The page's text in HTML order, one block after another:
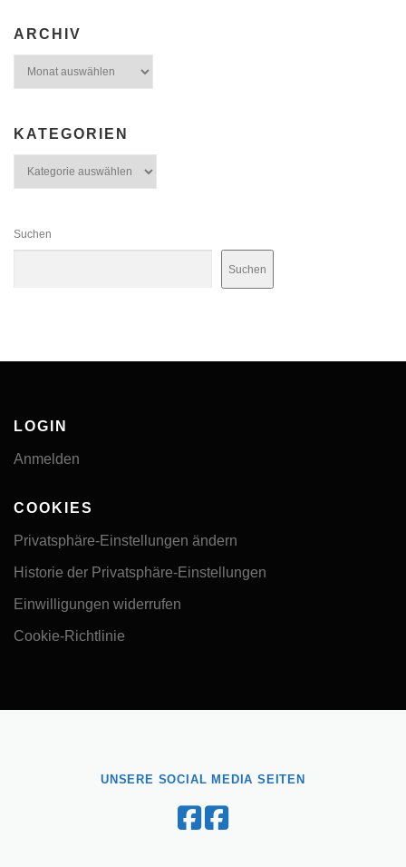
ARCHIV
KATEGORIEN
Suchen
Suchen
LOGIN
Anmelden
COOKIES
Privatsphäre-Einstellungen ändern
Historie der Privatsphäre-Einstellungen
Einwilligungen widerrufen
Cookie-Richtlinie
UNSERE SOCIAL MEDIA SEITEN